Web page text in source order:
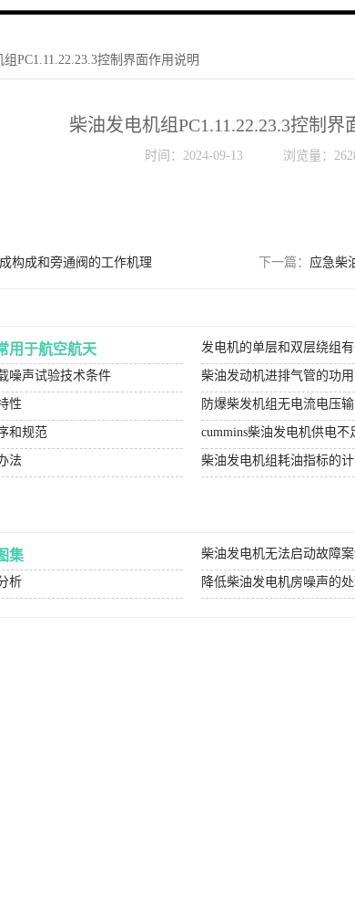
PC1.11.22.23.3控制界面作用说明
柴油发电机组PC1.11.22.23.3控制界
时间：2024-09-13 浏览量：
构成和旁通阀的工作机理 下一篇： 应急柴
用于航空航天 发电机的单层和双层绕组有
噪声试验技术条件 柴油发动机进排气管的功用
性 防爆柴发机组无电流电压
和规范 cummins柴油发电机供电不
法 柴油发电机组耗油指标的
集 柴油发电机无法启动故障
析 降低柴油发电机房噪声的